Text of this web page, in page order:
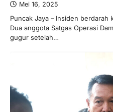
Mei 16, 2025
Puncak Jaya – Insiden berdarah
Dua anggota Satgas Operasi
gugur setelah…